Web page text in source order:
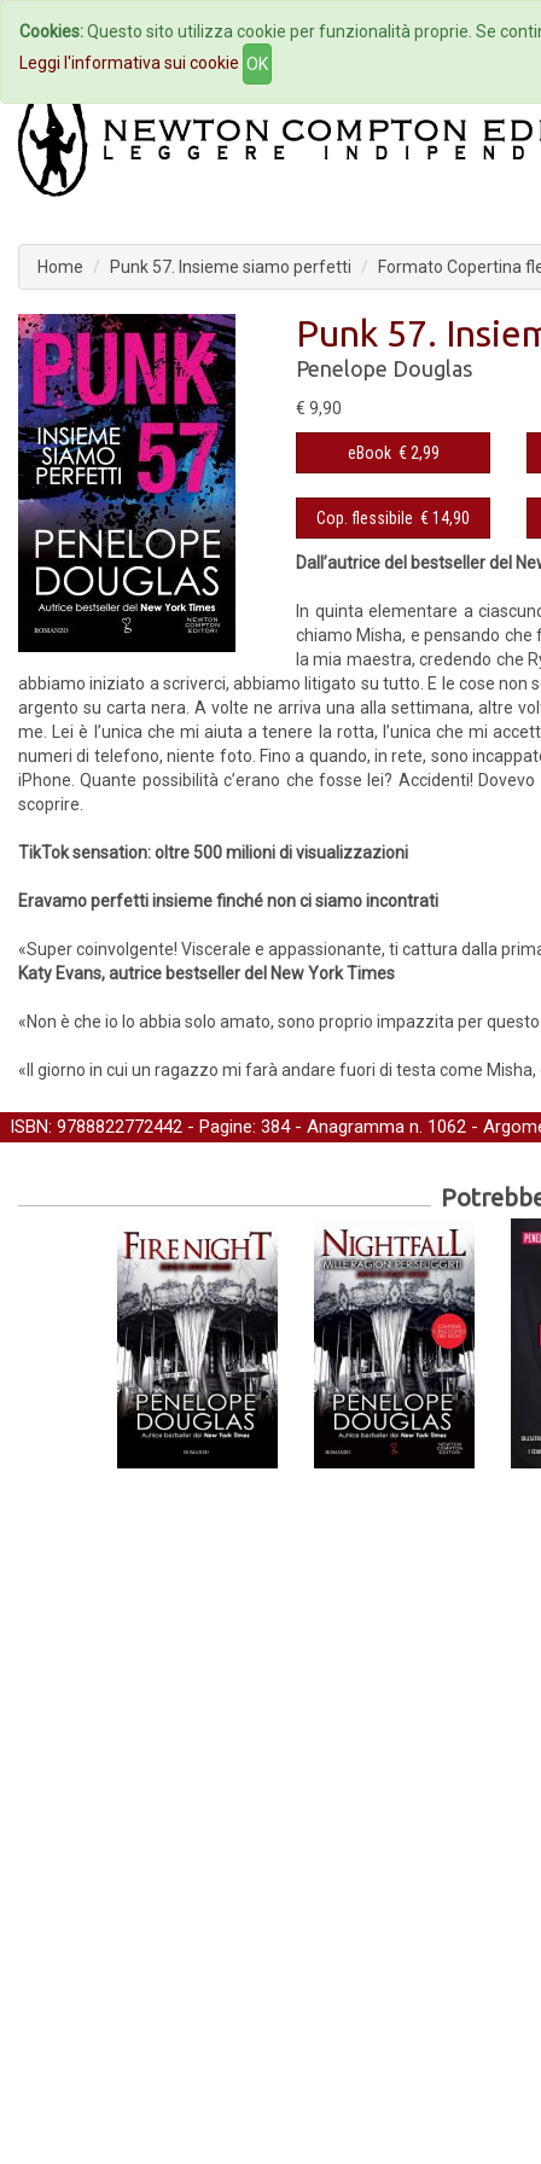
Home Autori Eventi
Home Punk 57. Insieme siamo perfetti Formato Copertina
Punk 57.
Penelope Douglas
€ 9,90
eBook € 2,99
Cop. flessibile € 14,90
Dall’autrice del bestseller del
In quinta elementare a
chiamo Misha, e pensando che
la mia maestra, credendo che
abbiamo iniziato a scriverci, abbiamo litigato su tutto. E le cose
argento su carta nera. A volte ne arriva una alla settimana, altre
me. Lei è l’unica che mi aiuta a tenere la rotta, l’unica che mi
numeri di telefono, niente foto. Fino a quando, in rete, sono
iPhone. Quante possibilità c’erano che fosse lei? Accidenti!
scoprire.
TikTok sensation: oltre 500 milioni di visualizzazioni
Eravamo perfetti insieme finché non ci siamo incontrati
«Super coinvolgente! Viscerale e appassionante, ti cattura dalla
Katy Evans, autrice bestseller del New York Times
«Non è che io lo abbia solo amato, sono proprio impazzita per
«Il giorno in cui un ragazzo mi farà andare fuori di testa come
ISBN: 9788822772442 - Pagine: 384 - Anagramma n. 1062 -
Cookies:Questo sito utilizza cookie per funzionalità proprie. Se
Leggi l'informativa sui cookie OK